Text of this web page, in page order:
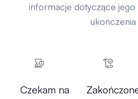
informacje dotyczące jego
ukończenia
Czekam na